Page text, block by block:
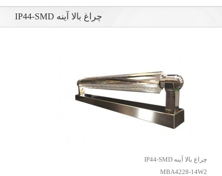
چراغ بالا آینه IP44-SMD
چراغ بالا آینه IP44-SMD
MBA4228-14W2